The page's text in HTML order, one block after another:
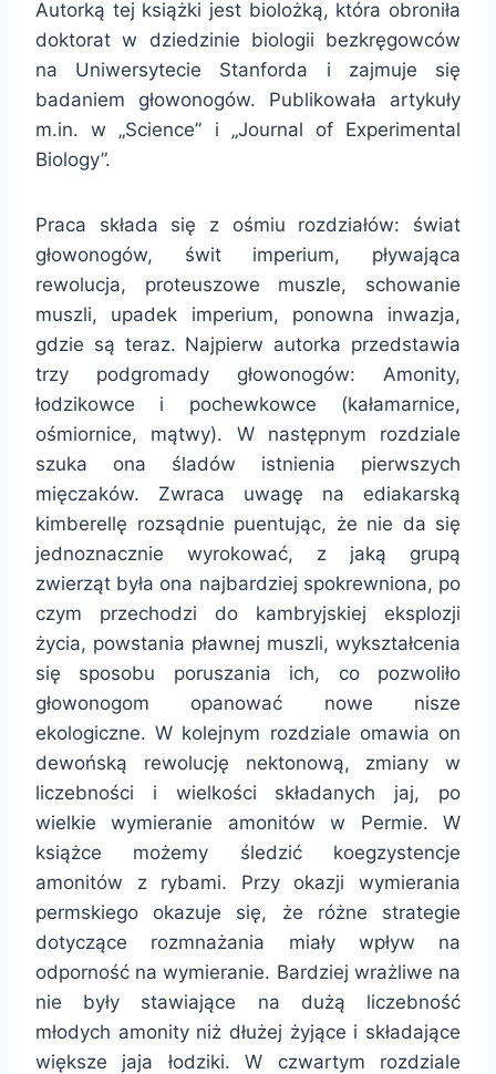
Autorką tej książki jest biolożką, która obroniła
doktorat w dziedzinie biologii bezkręgowców
na Uniwersytecie Stanforda i zajmuje się
badaniem głowonogów. Publikowała artykuły
m.in. w „Science” i „Journal of Experimental
Biology”.
Praca składa się z ośmiu rozdziałów: świat
głowonogów, świt imperium, pływająca
rewolucja, proteuszowe muszle, schowanie
muszli, upadek imperium, ponowna inwazja,
gdzie są teraz. Najpierw autorka przedstawia
trzy podgromady głowonogów: Amonity,
łodzikowce i pochewkowce (kałamarnice,
ośmiornice, mątwy). W następnym rozdziale
szuka ona śladów istnienia pierwszych
mięczaków. Zwraca uwagę na ediakarską
kimberellę rozsądnie puentując, że nie da się
jednoznacznie wyrokować, z jaką grupą
zwierząt była ona najbardziej spokrewniona, po
czym przechodzi do kambryjskiej eksplozji
życia, powstania pławnej muszli, wykształcenia
się sposobu poruszania ich, co pozwoliło
głowonogom opanować nowe nisze
ekologiczne. W kolejnym rozdziale omawia on
dewońską rewolucję nektonową, zmiany w
liczebności i wielkości składanych jaj, po
wielkie wymieranie amonitów w Permie. W
książce możemy śledzić koegzystencje
amonitów z rybami. Przy okazji wymierania
permskiego okazuje się, że różne strategie
dotyczące rozmnażania miały wpływ na
odporność na wymieranie. Bardziej wrażliwe na
nie były stawiające na dużą liczebność
młodych amonity niż dłużej żyjące i składające
większe jaja łodziki. W czwartym rozdziale